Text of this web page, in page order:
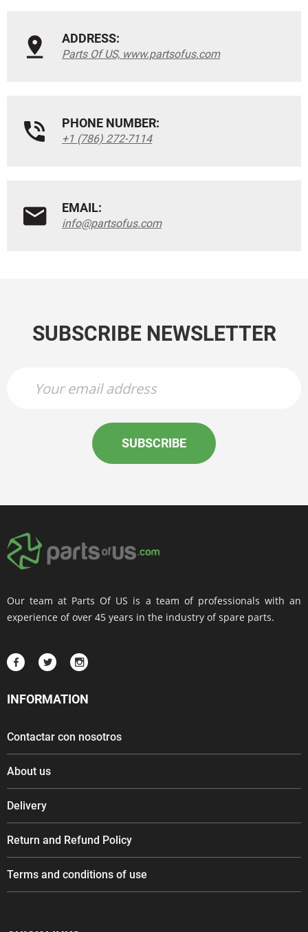
ADDRESS:
Parts Of US, www.partsofus.com
PHONE NUMBER:
+1 (786) 272-7114
EMAIL:
info@partsofus.com
SUBSCRIBE NEWSLETTER
SUBSCRIBE
Our team at Parts Of US is a team of professionals with an
experience of over 45 years in the industry of spare parts.
INFORMATION
Contactar con nosotros
About us
Delivery
Return and Refund Policy
Terms and conditions of use